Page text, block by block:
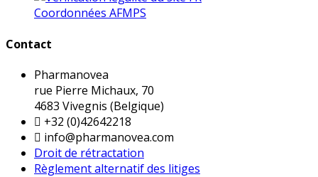
Coordonnées AFMPS
Contact
Pharmanovea
rue Pierre Michaux, 70
4683 Vivegnis (Belgique)
 +32 (0)42642218
 info@pharmanovea.com
Droit de rétractation
Règlement alternatif des litiges